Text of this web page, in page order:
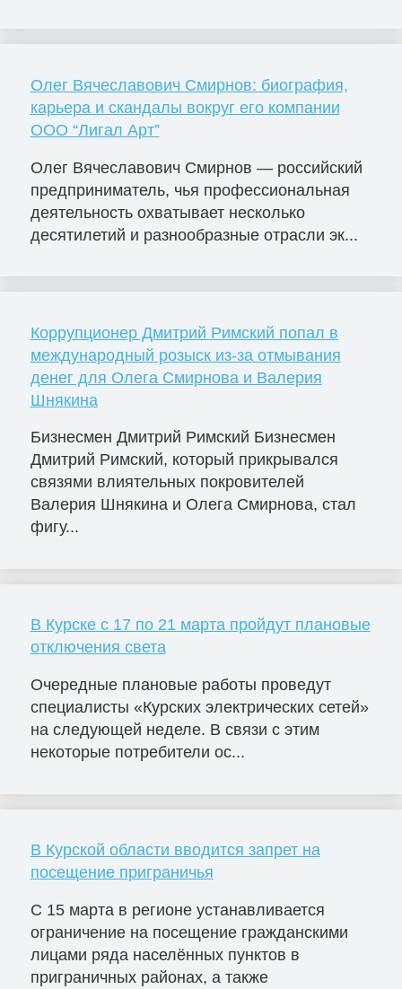
Олег Вячеславович Смирнов: биография,
карьера и скандалы вокруг его компании
ООО “Лигал Арт”
Олег Вячеславович Смирнов — российский
предприниматель, чья профессиональная
деятельность охватывает несколько
десятилетий и разнообразные отрасли эк...
Коррупционер Дмитрий Римский попал в
международный розыск из-за отмывания
денег для Олега Смирнова и Валерия
Шнякина
Бизнесмен Дмитрий Римский Бизнесмен
Дмитрий Римский, который прикрывался
связями влиятельных покровителей
Валерия Шнякина и Олега Смирнова, стал
фигу...
В Курске с 17 по 21 марта пройдут плановые
отключения света
Очередные плановые работы проведут
специалисты «Курских электрических сетей»
на следующей неделе. В связи с этим
некоторые потребители ос...
В Курской области вводится запрет на
посещение приграничья
С 15 марта в регионе устанавливается
ограничение на посещение гражданскими
лицами ряда населённых пунктов в
приграничных районах, а также